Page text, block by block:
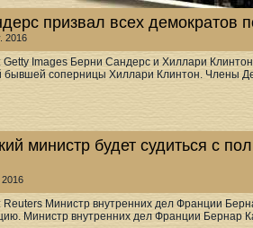
призвал всех демократов
2016
Getty Images Берни Сандерс и Хиллари
бывшей соперницы Хиллари Клинтон. Члены
министр будет судиться с
2016
Reuters Министр внутренних дел Франции
Министр внутренних дел Франции Бернар